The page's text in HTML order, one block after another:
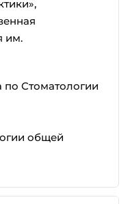
им.
по Стоматологии
общей